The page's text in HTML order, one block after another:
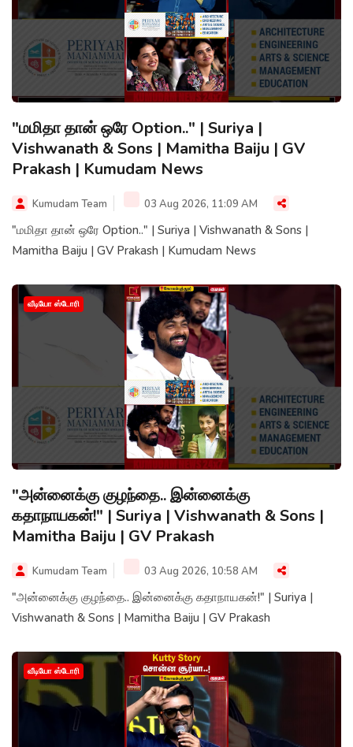
"மமிதா தான் ஒரே Option.." | Suriya |
Vishwanath & Sons | Mamitha Baiju | GV
Prakash | Kumudam News
Kumudam Team 03 Aug 2026, 11:09 AM
"மமிதா தான் ஒரே Option.." | Suriya | Vishwanath & Sons |
Mamitha Baiju | GV Prakash | Kumudam News
வீடியோ ஸ்டோரி
"அன்னைக்கு குழந்தை.. இன்னைக்கு
கதாநாயகன்!" | Suriya | Vishwanath & Sons |
Mamitha Baiju | GV Prakash
Kumudam Team 03 Aug 2026, 10:58 AM
"அன்னைக்கு குழந்தை.. இன்னைக்கு கதாநாயகன்!" | Suriya |
Vishwanath & Sons | Mamitha Baiju | GV Prakash
வீடியோ ஸ்டோரி